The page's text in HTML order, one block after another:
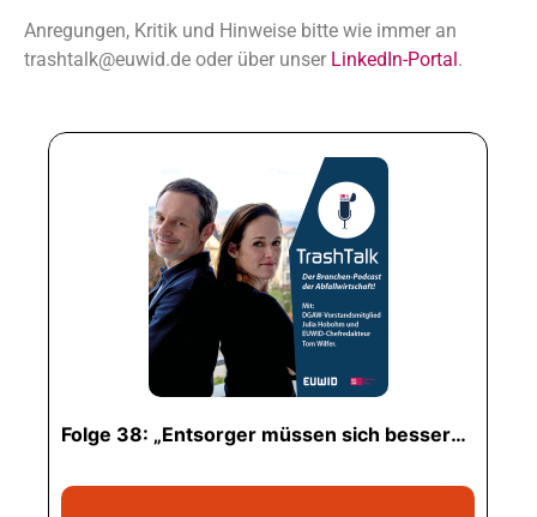
Anregungen, Kritik und Hinweise bitte wie immer an
trashtalk@euwid.de oder über unser LinkedIn-Portal.